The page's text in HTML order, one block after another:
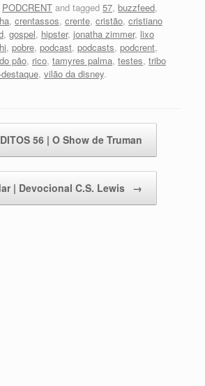
PODCRENT and tagged 57, buzzfeed,
, crentassos, crente, cristão, cristiano
, gospel, hipster, jonatha zimmer, lixo
, pobre, podcast, podcasts, podcrent,
pão, rico, tamyres palma, testes, tribo
, vilão da disney.
56 | O Show de Truman
| Devocional C.S. Lewis →